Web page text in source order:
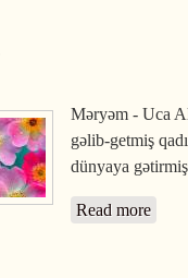
Məryəm - Uca
gəlib-getmiş
dünyaya
Read more